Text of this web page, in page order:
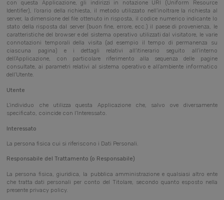
con questa Applicazione, gli indirizzi in notazione URI (Uniform Resource
Identifier), l’orario della richiesta, il metodo utilizzato nell’inoltrare la richiesta al
server, la dimensione del file ottenuto in risposta, il codice numerico indicante lo
stato della risposta dal server (buon fine, errore, ecc.) il paese di provenienza, le
caratteristiche del browser e del sistema operativo utilizzati dal visitatore, le varie
connotazioni temporali della visita (ad esempio il tempo di permanenza su
ciascuna pagina) e i dettagli relativi all’itinerario seguito all’interno
dell’Applicazione, con particolare riferimento alla sequenza delle pagine
consultate, ai parametri relativi al sistema operativo e all’ambiente informatico
dell’Utente.
Utente
L’individuo che utilizza questa Applicazione che, salvo ove diversamente
specificato, coincide con l’Interessato.
Interessato
La persona fisica cui si riferiscono i Dati Personali.
Responsabile del Trattamento (o Responsabile)
La persona fisica, giuridica, la pubblica amministrazione e qualsiasi altro ente
che tratta dati personali per conto del Titolare, secondo quanto esposto nella
presente privacy policy.